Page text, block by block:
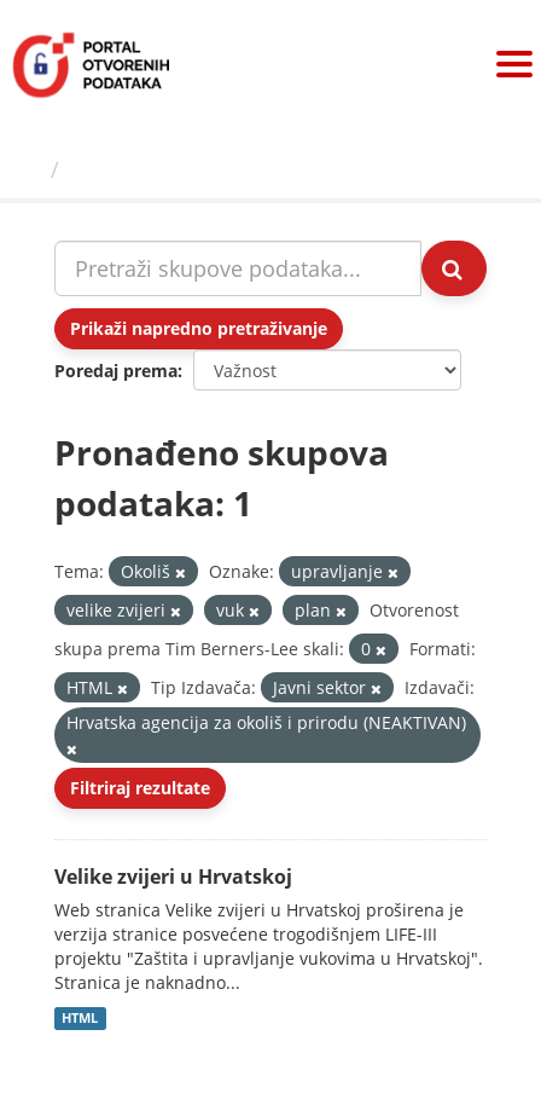
sadržaj
Prikaži napredno pretraživanje
Poredaj prema
Pronađeno skupova
podataka: 1
Tema: Okoliš Oznake:
upravljanje
velike zvijeri
vuk plan
Otvorenost
skupa prema Tim Berners-Lee skali:
0
Formati:
HTML
Tip Izdavača: Javni sektor
Izdavači:
Hrvatska agencija za okoliš i prirodu (NEAKTIVAN)
Filtriraj rezultate
Velike zvijeri u Hrvatskoj
Web stranica Velike zvijeri u Hrvatskoj proširena je
verzija stranice posvećene trogodišnjem LIFE-III
projektu "Zaštita i upravljanje vukovima u Hrvatskoj".
Stranica je naknadno...
HTML